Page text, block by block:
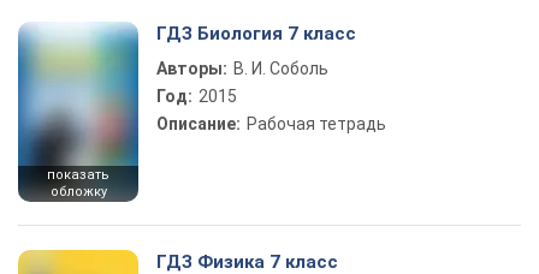
показать
обложку
ГДЗ Биология 7 класс
Авторы: В. И. Соболь
Год: 2015
Описание: Рабочая тетрадь
ГДЗ Физика 7 класс